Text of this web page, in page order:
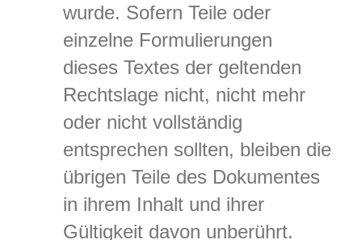
wurde. Sofern Teile oder
einzelne Formulierungen
dieses Textes der geltenden
Rechtslage nicht, nicht mehr
oder nicht vollständig
entsprechen sollten, bleiben die
übrigen Teile des Dokumentes
in ihrem Inhalt und ihrer
Gültigkeit davon unberührt.